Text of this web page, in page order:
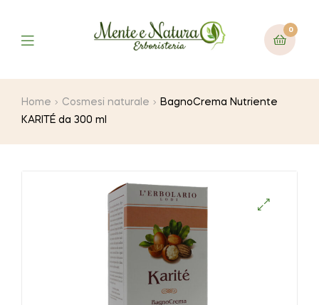
0
Home Cosmesi naturale
BagnoCrema Nutriente
KARITÉ da 300 ml